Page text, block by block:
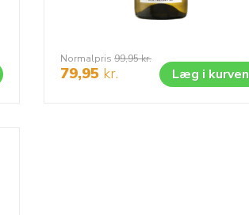
79,95 kr.
Normalpris 99,95kr.
Læg i kurven